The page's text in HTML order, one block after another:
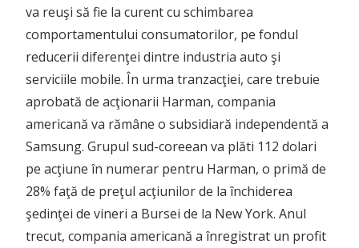
va reuşi să fie la curent cu schimbarea
comportamentului consumatorilor, pe fondul
reducerii diferenţei dintre industria auto şi
serviciile mobile. În urma tranzacţiei, care trebuie
aprobată de acţionarii Harman, compania
americană va rămâne o subsidiară independentă a
Samsung. Grupul sud-coreean va plăti 112 dolari
pe acţiune în numerar pentru Harman, o primă de
28% faţă de preţul acţiunilor de la închiderea
şedinţei de vineri a Bursei de la New York. Anul
trecut, compania americană a înregistrat un profit